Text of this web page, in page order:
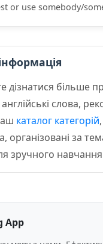
or use somebody/
дізнатися більше
слова,
каталог категорій
організовані за
зручного
App